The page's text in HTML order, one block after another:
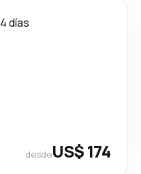
4 días
desdeUS$ 174